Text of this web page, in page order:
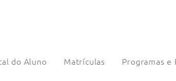
do Aluno Matrículas Programas e